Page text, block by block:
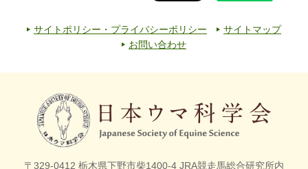
サイトポリシー・プライバシーポリシー
サイトマップ
お問い合わせ
〒329-0412 栃木県下野市柴1400-4 JRA競走馬総合研究所内